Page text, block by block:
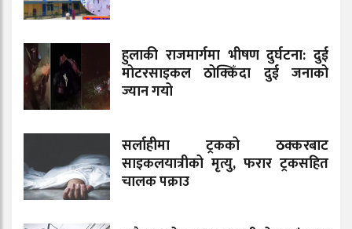
हुलाकी राजमार्गमा भीषण दुर्घटना: दुई
मोटरसाइकल ठोक्किँदा दुई जनाको
ज्यान गयो
सर्लाहीमा ट्रकको ठक्करबाट
साइकलयात्रीको मृत्यु, फरार ट्रकसहित
चालक पक्राउ